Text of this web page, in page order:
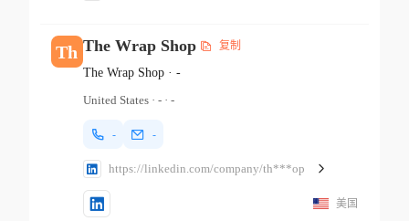
Th The Wrap Shop 复制
The Wrap Shop· -
United States· -· -
- -
https://linkedin.com/company/th***op
美国